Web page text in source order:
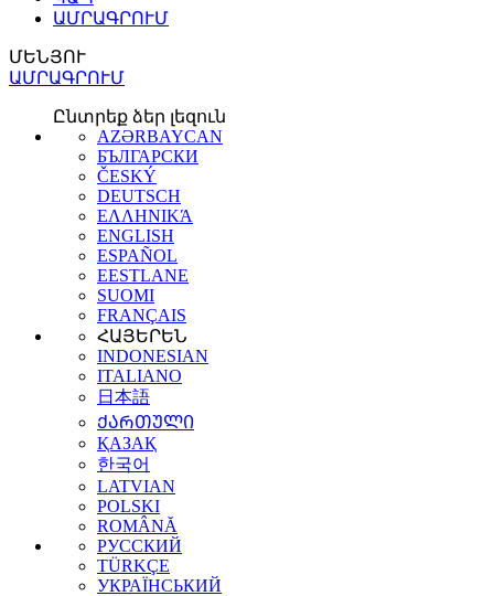
ԱՄՐԱԳՐՈՒՄ
ՄԵՆՅՈՒ
ԱՄՐԱԳՐՈՒՄ
Ընտրեք ձեր լեզուն
AZƏRBAYCAN
БЪЛГАРСКИ
ČESKÝ
DEUTSCH
ΕΛΛΗΝΙΚΆ
ENGLISH
ESPAÑOL
EESTLANE
SUOMI
FRANÇAIS
ՀԱՅԵՐԵՆ
INDONESIAN
ITALIANO
日本語
ᲥᲐᲠᲗᲣᲚᲘ
ҚАЗАҚ
한국어
LATVIAN
POLSKI
ROMÂNĂ
РУССКИЙ
TÜRKÇE
УКРАЇНСЬКИЙ